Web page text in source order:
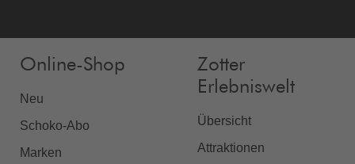
Online-Shop
Neu
Schoko-Abo
Marken
Zotter
Erlebniswelt
Übersicht
Attraktionen